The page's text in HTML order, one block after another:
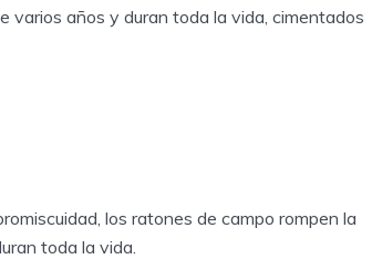
varios años y duran toda la vida, cimentados
los ratones de campo rompen la
toda la vida.